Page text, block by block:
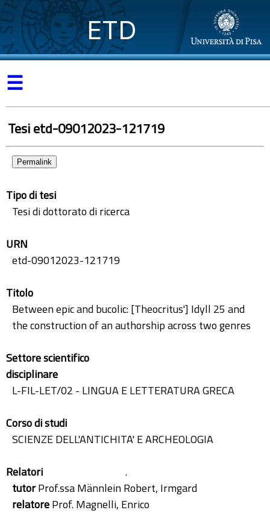
ETD
☰
Tesi etd-09012023-121719
Permalink
Tipo di tesi
Tesi di dottorato di ricerca
URN
etd-09012023-121719
Titolo
Between epic and bucolic: [Theocritus'] Idyll 25 and
the construction of an authorship across two genres
Settore scientifico
disciplinare
L-FIL-LET/02 - LINGUA E LETTERATURA GRECA
Corso di studi
SCIENZE DELL'ANTICHITA' E ARCHEOLOGIA
Relatori
.
tutorProf.ssa Männlein Robert, Irmgard
relatoreProf. Magnelli, Enrico